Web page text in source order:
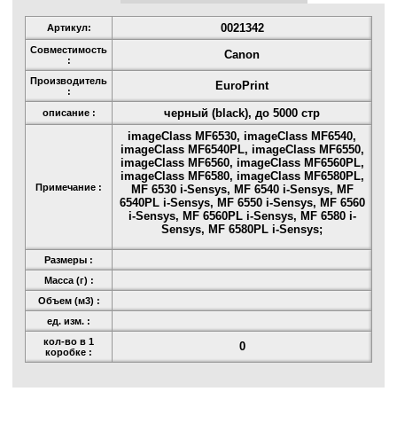
Артикул: 0021342
Совместимость
:
Canon
Производитель
:
EuroPrint
описание : черный (black), до 5000 стр
Примечание :
imageClass MF6530, imageClass MF6540,
imageClass MF6540PL, imageClass MF6550,
imageClass MF6560, imageClass MF6560PL,
imageClass MF6580, imageClass MF6580PL,
MF 6530 i-Sensys, MF 6540 i-Sensys, MF
6540PL i-Sensys, MF 6550 i-Sensys, MF 6560
i-Sensys, MF 6560PL i-Sensys, MF 6580 i-
Sensys, MF 6580PL i-Sensys;
Размеры :
Масса (г) :
Объем (м3) :
ед. изм. :
кол-во в 1
коробке :
0